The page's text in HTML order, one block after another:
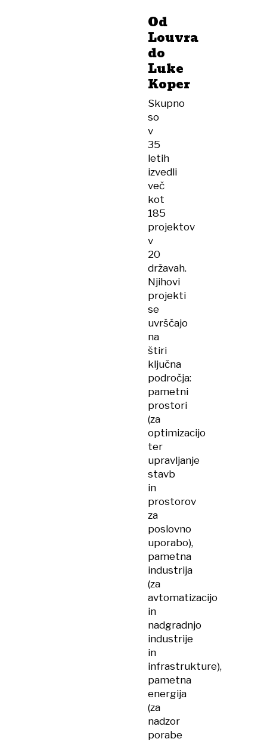
Od
Louvra
do
Luke
Koper
Skupno
so
v
35
letih
izvedli
več
kot
185
projektov
v
20
državah.
Njihovi
projekti
se
uvrščajo
na
štiri
ključna
področja:
pametni
prostori
(za
optimizacijo
ter
upravljanje
stavb
in
prostorov
za
poslovno
uporabo),
pametna
industrija
(za
avtomatizacijo
in
nadgradnjo
industrije
in
infrastrukture),
pametna
energija
(za
nadzor
porabe